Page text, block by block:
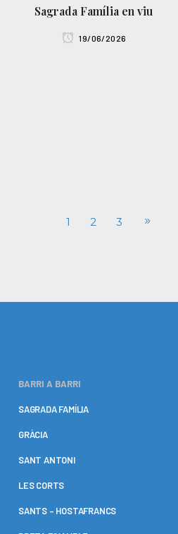
Sagrada Família en viu
19/06/2026
1 2 3
BARRI A BARRI
SAGRADA FAMÍLIA
GRÀCIA
SANT ANTONI
LES CORTS
SANTS – HOSTAFRANCS